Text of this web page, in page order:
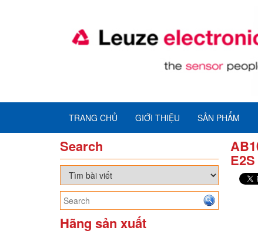
TRANG CHỦ GIỚI THIỆU SẢN PHẨM
Search
Hãng sản xuất